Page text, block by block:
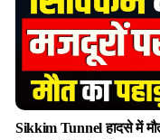
Sikkim Tunnel हादसे में